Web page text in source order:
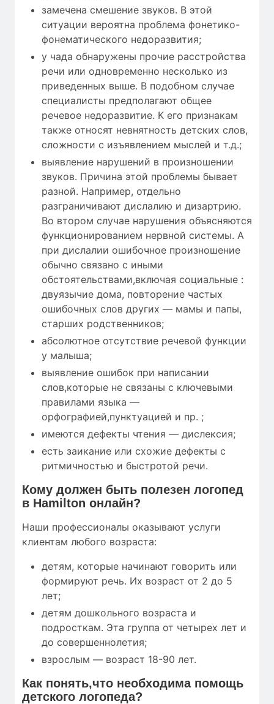
замечена смешение звуков. В этой
ситуации вероятна проблема фонетико-
фонематического недоразвития;
у чада обнаружены прочие расстройства
речи или одновременно несколько из
приведенных выше. В подобном случае
специалисты предполагают общее
речевое недоразвитие. К его признакам
также относят невнятность детских слов,
сложности с изъявлением мыслей и т.д.;
выявление нарушений в произношении
звуков. Причина этой проблемы бывает
разной. Например, отдельно
разграничивают дислалию и дизартрию.
Во втором случае нарушения объясняются
функционированием нервной системы. А
при дислалии ошибочное произношение
обычно связано с иными
обстоятельствами,включая социальные :
двуязычие дома, повторение частых
ошибочных слов других — мамы и папы,
старших родственников;
абсолютное отсутствие речевой функции
у малыша;
выявление ошибок при написании
слов,которые не связаны с ключевыми
правилами языка —
орфографией,пунктуацией и пр. ;
имеются дефекты чтения — дислексия;
есть заикание или схожие дефекты с
ритмичностью и быстротой речи.
Кому должен быть полезен логопед
в Hamilton онлайн?
Наши профессионалы оказывают услуги
клиентам любого возраста:
детям, которые начинают говорить или
формируют речь. Их возраст от 2 до 5
лет;
детям дошкольного возраста и
подросткам. Эта группа от четырех лет и
до совершеннолетия;
взрослым — возраст 18-90 лет.
Как понять,что необходима помощь
детского логопеда?